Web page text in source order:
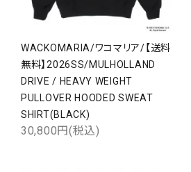
WACKOMARIA/ワコマリア/【送料
無料】2026SS/MULHOLLAND
DRIVE / HEAVY WEIGHT
PULLOVER HOODED SWEAT
SHIRT(BLACK)
30,800円(税込)